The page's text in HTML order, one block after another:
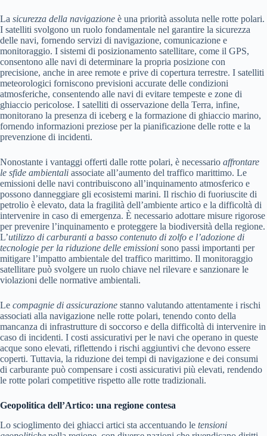
La sicurezza della navigazione è una priorità assoluta nelle rotte polari.
I satelliti svolgono un ruolo fondamentale nel garantire la sicurezza
delle navi, fornendo servizi di navigazione, comunicazione e
monitoraggio. I sistemi di posizionamento satellitare, come il GPS,
consentono alle navi di determinare la propria posizione con
precisione, anche in aree remote e prive di copertura terrestre. I satelliti
meteorologici forniscono previsioni accurate delle condizioni
atmosferiche, consentendo alle navi di evitare tempeste e zone di
ghiaccio pericolose. I satelliti di osservazione della Terra, infine,
monitorano la presenza di iceberg e la formazione di ghiaccio marino,
fornendo informazioni preziose per la pianificazione delle rotte e la
prevenzione di incidenti.
Nonostante i vantaggi offerti dalle rotte polari, è necessario affrontare
le sfide ambientali associate all’aumento del traffico marittimo. Le
emissioni delle navi contribuiscono all’inquinamento atmosferico e
possono danneggiare gli ecosistemi marini. Il rischio di fuoriuscite di
petrolio è elevato, data la fragilità dell’ambiente artico e la difficoltà di
intervenire in caso di emergenza. È necessario adottare misure rigorose
per prevenire l’inquinamento e proteggere la biodiversità della regione.
L’utilizzo di carburanti a basso contenuto di zolfo e l’adozione di
tecnologie per la riduzione delle emissioni sono passi importanti per
mitigare l’impatto ambientale del traffico marittimo. Il monitoraggio
satellitare può svolgere un ruolo chiave nel rilevare e sanzionare le
violazioni delle normative ambientali.
Le compagnie di assicurazione stanno valutando attentamente i rischi
associati alla navigazione nelle rotte polari, tenendo conto della
mancanza di infrastrutture di soccorso e della difficoltà di intervenire in
caso di incidenti. I costi assicurativi per le navi che operano in queste
acque sono elevati, riflettendo i rischi aggiuntivi che devono essere
coperti. Tuttavia, la riduzione dei tempi di navigazione e dei consumi
di carburante può compensare i costi assicurativi più elevati, rendendo
le rotte polari competitive rispetto alle rotte tradizionali.
Geopolitica dell’Artico: una regione contesa
Lo scioglimento dei ghiacci artici sta accentuando le tensioni